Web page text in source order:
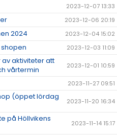
2023-12-07 13:33
2023-12-06 20:19
2024 2023-12-04 15:02
2023-12-03 11:09
aktiviteter att
vårtermin
2023-12-01 10:59
2023-11-27 09:51
(öppet lördag
2023-11-20 16:34
på Höllvikens
2023-11-14 15:17